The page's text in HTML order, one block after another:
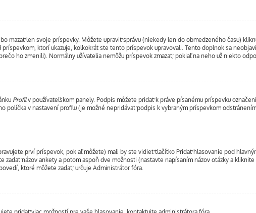
mazať len svoje príspevky. Môžete upraviť správu (niekedy len do obmedzeného času)
ktorí ukazuje, koľkokrát ste tento príspevok upravovali. Tento doplnok sa
ho zmenili). Normálny užívatelia nemôžu príspevok zmazať, pokiaľ na neho už niekto
Profilv používateľskom panely. Podpis môžete pridať k práve písanému príspevku
v nastavení profilu (je možné nepridávať podpis k vybraným príspevkom
prví príspevok, pokiaľ môžete) mali by ste vidieť tlačítko Pridať hlasovanie pod
názov ankety a potom aspoň dve možnosti (nastavte napísaním názov otázky a
ktoré môžete zadať, určuje Administrátor fóra.